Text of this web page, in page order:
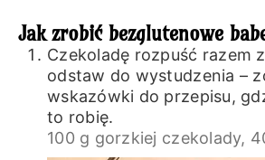
Jak zrobić bezglutenowe
Czekoladę rozpuść razem z
odstaw do wystudzenia –
wskazówki do przepisu,
to robię.
100 g gorzkiej czekolady,